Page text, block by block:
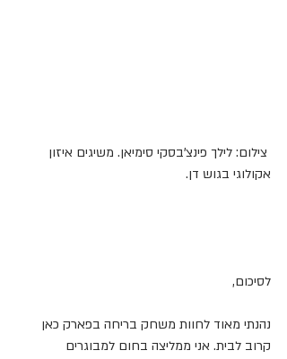
צילום: לילך פינצ'בסקי סימיאן. משיגים איזון
אקולוגי בגוש דן.
לסיכום,
נהנתי מאוד לחוות משחק בריחה בפארק כאן
קרוב לבית. אני ממליצה בחום למבוגרים